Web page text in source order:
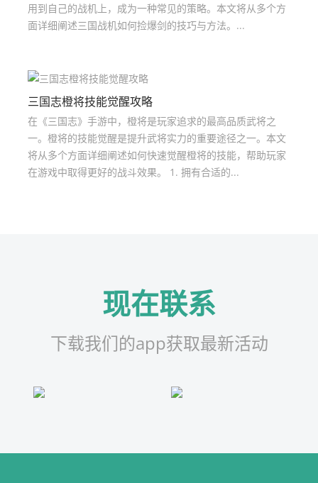
用到自己的战机上，成为一种常见的策略。本文将从多个方
面详细阐述三国战机如何捡爆剑的技巧与方法。...
三国志橙将技能觉醒攻略
在《三国志》手游中，橙将是玩家追求的最高品质武将之
一。橙将的技能觉醒是提升武将实力的重要途径之一。本文
将从多个方面详细阐述如何快速觉醒橙将的技能，帮助玩家
在游戏中取得更好的战斗效果。 1. 拥有合适的...
现在联系
下载我们的app获取最新活动